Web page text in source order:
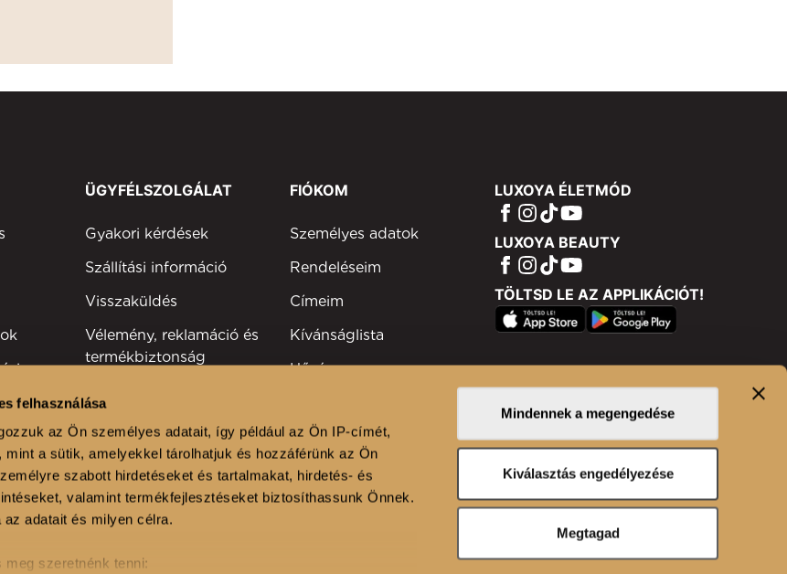
felhasználása
az Ön személyes adatait, így például az Ön IP-címét,
mint a sütik, amelyekkel tárolhatjuk és hozzáférünk az Ön
szabott hirdetéseket és tartalmakat, hirdetés- és
valamint termékfejlesztéseket biztosíthassunk Önnek.
adatait és milyen célra.
szeretnénk tenni:
Mindennek a megengedése
Kiválasztás engedélyezése
Megtagad
ÜGYFÉLSZOLGÁLAT
Gyakori kérdések
Szállítási információ
Visszaküldés
Vélemény, reklamáció és
termékbiztonság
FIÓKOM
Személyes adatok
Rendeléseim
Címeim
Kívánságlista
Hűségprogram
LUXOYA ÉLETMÓD
LUXOYA BEAUTY
TÖLTSD LE AZ APPLIKÁCIÓT!